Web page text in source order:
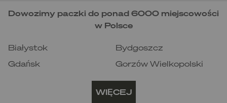
Dowozimy paczki do ponad 6000 miejscowości
w Polsce
Białystok
Bydgoszcz
Gdańsk
Gorzów Wielkopolski
Kielce
Lublin
WIĘCEJ